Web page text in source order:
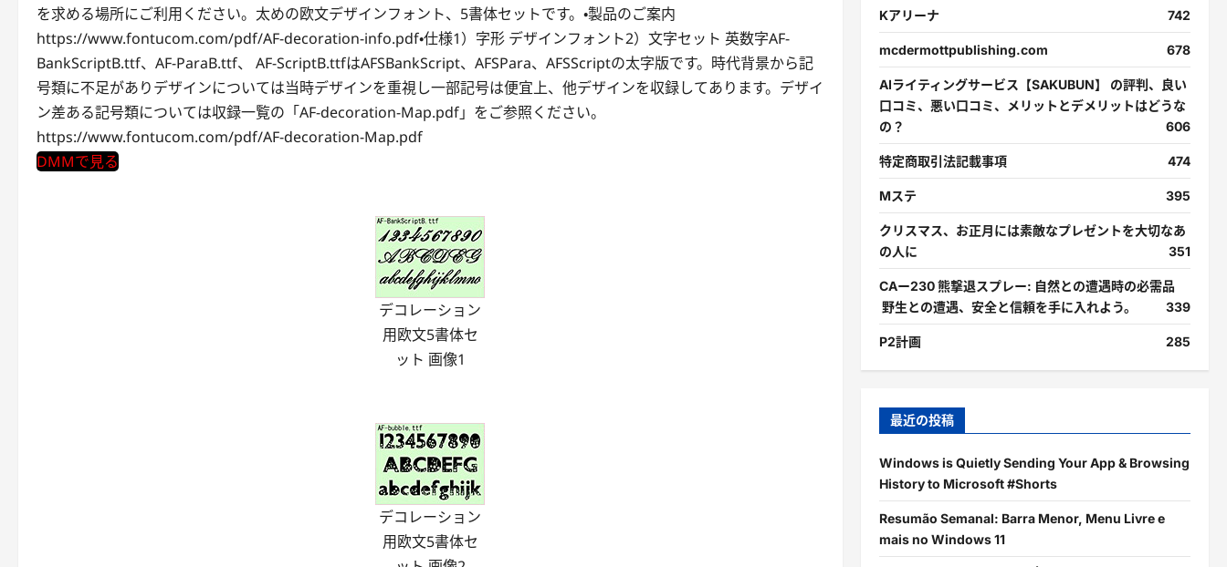
を求める場所にご利用ください。太めの欧文デザインフォント、5書体セットです。・製品のご案内
https://www.fontucom.com/pdf/AF-decoration-info.pdf・仕様1）字形 デザインフォント2）文字セット 英数字AF-
BankScriptB.ttf、AF-ParaB.ttf、 AF-ScriptB.ttfはAFSBankScript、AFSPara、AFSScriptの太字版です。時代背景から記
号類に不足がありデザインについては当時デザインを重視し一部記号は便宜上、他デザインを収録してあります。デザイ
ン差ある記号類については収録一覧の「AF-decoration-Map.pdf」をご参照ください。
https://www.fontucom.com/pdf/AF-decoration-Map.pdf
DMMで見る
デコレーション
用欧文5書体セ
ット 画像1
デコレーション
用欧文5書体セ
Kアリーナ 742
mcdermottpublishing.com 678
AIライティングサービス【SAKUBUN】 の評判、良い
口コミ、悪い口コミ、メリットとデメリットはどうな
の？
606
特定商取引法記載事項 474
Mステ 395
クリスマス、お正月には素敵なプレゼントを大切なあ
の人に
351
CAー230 熊撃退スプレー: 自然との遭遇時の必需品
野生との遭遇、安全と信頼を手に入れよう。
339
P2計画 285
最近の投稿
Windows is Quietly Sending Your App & Browsing
History to Microsoft #Shorts
Resumão Semanal: Barra Menor, Menu Livre e
mais no Windows 11